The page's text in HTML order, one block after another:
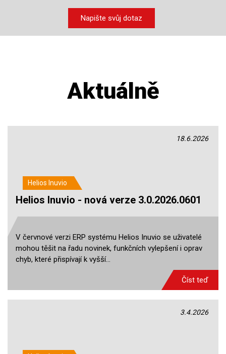
Napište svůj dotaz
Aktuálně
18.6.2026
Helios Inuvio
Helios Inuvio - nová verze 3.0.2026.0601
V červnové verzi ERP systému Helios Inuvio se uživatelé
mohou těšit na řadu novinek, funkčních vylepšení i oprav
chyb, které přispívají k vyšší…
Číst teď
3.4.2026